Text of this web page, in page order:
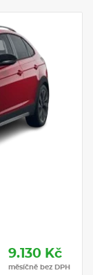
9.130 Kč
měsíčně bez DPH